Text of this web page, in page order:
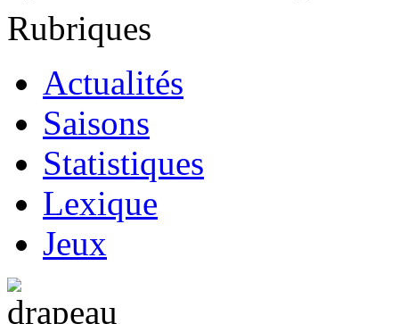
Rubriques
Actualités
Saisons
Statistiques
Lexique
Jeux